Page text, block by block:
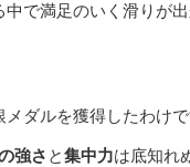
中で満足のいく滑りが
メダルを獲得したわけ
強さ と集中力は底知れ